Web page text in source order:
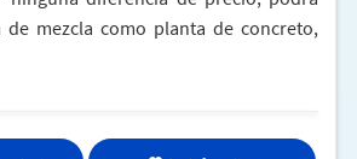
de mezcla como planta de concreto,
DE CONCRETO